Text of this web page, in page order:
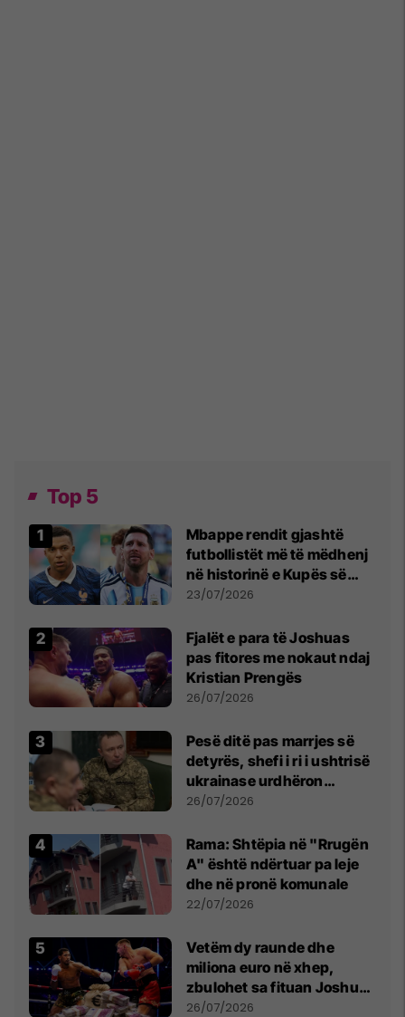
Top 5
Mbappe rendit gjashtë
futbollistët më të mëdhenj
në historinë e Kupës së
Botës, Messi mbetet i dyti
23/07/2026
Fjalët e para të Joshuas
pas fitores me nokaut ndaj
Kristian Prengës
26/07/2026
Pesë ditë pas marrjes së
detyrës, shefi i ri i ushtrisë
ukrainase urdhëron
kontroll të madh
26/07/2026
Rama: Shtëpia në "Rrugën
A" është ndërtuar pa leje
dhe në pronë komunale
22/07/2026
Vetëm dy raunde dhe
miliona euro në xhep,
zbulohet sa fituan Joshua
e Prenga
26/07/2026